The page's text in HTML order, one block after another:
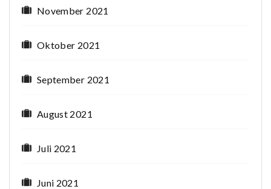
November 2021
Oktober 2021
September 2021
August 2021
Juli 2021
Juni 2021